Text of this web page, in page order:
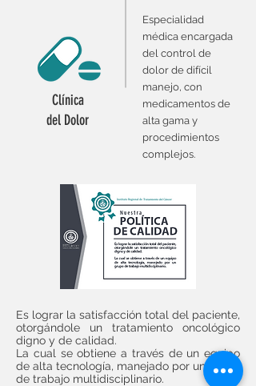
Clínica
del Dolor
Especialidad
médica encargada
del control de
dolor de difícil
manejo, con
medicamentos de
alta gama y
procedimientos
complejos.
Es lograr la satisfacción total del paciente,
otorgándole un tratamiento oncológico
digno y de calidad.
La cual se obtiene a través de un equipo
de alta tecnología, manejado por un grupo
de trabajo multidisciplinario.